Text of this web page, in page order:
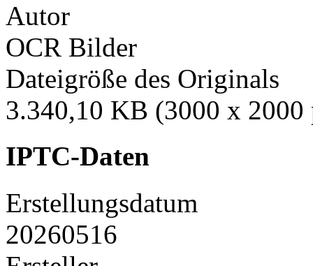
Autor
OCR Bilder
Dateigröße des Originals
3.340,10 KB (3000 x 2000
IPTC-Daten
Erstellungsdatum
20260516